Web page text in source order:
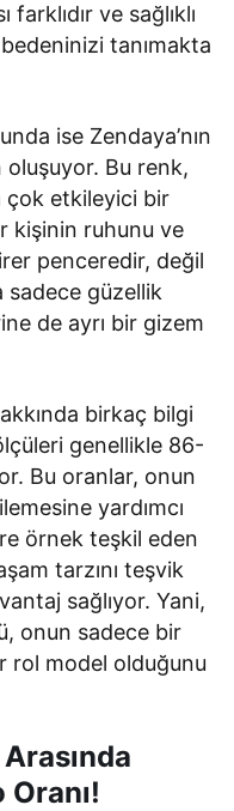
ve sağlıklı
tanımakta
ise Zendaya’nın
Bu renk,
çok etkileyici bir
kişinin ruhunu ve
penceredir, değil
sadece güzellik
de ayrı bir gizem
birkaç bilgi
genellikle 86-
Bu oranlar, onun
yardımcı
örnek teşkil eden
tarzını teşvik
sağlıyor. Yani,
onun sadece bir
rol model olduğunu